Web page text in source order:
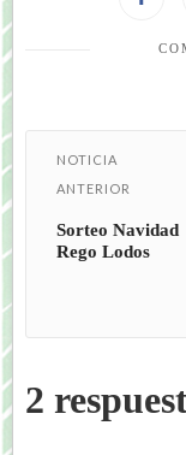
NOTICIA
ANTERIOR
Sorteo Navidad
Rego Lodos
2